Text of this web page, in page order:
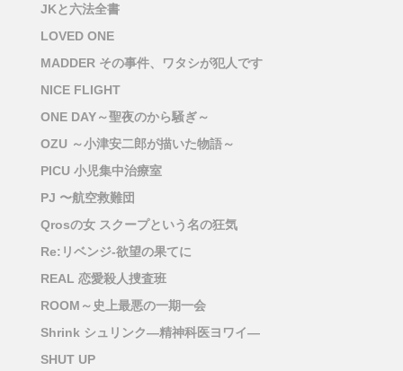
JKと六法全書
LOVED ONE
MADDER その事件、ワタシが犯人です
NICE FLIGHT
ONE DAY～聖夜のから騒ぎ～
OZU ～小津安二郎が描いた物語～
PICU 小児集中治療室
PJ 〜航空救難団
Qrosの女 スクープという名の狂気
Re:リベンジ-欲望の果てに
REAL 恋愛殺人捜査班
ROOM～史上最悪の一期一会
Shrink シュリンク―精神科医ヨワイ―
SHUT UP